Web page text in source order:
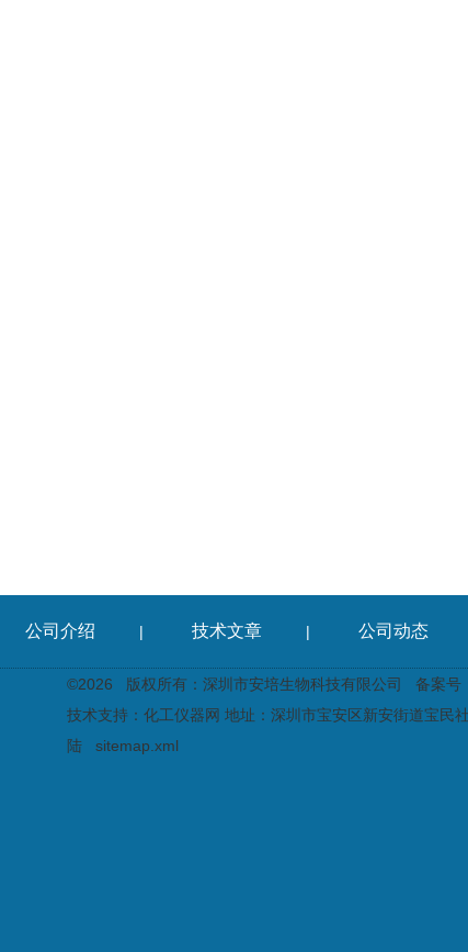
公司介绍 | 技术文章 | 公司动态
©2026 版权所有：深圳市安培生物科技有限公司 备案号
技术支持： 化工仪器网 地址：深圳市宝安区新安街道宝民
陆
sitemap.xml